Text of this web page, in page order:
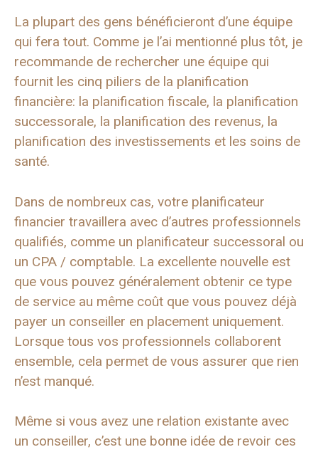
La plupart des gens bénéficieront d’une équipe
qui fera tout. Comme je l’ai mentionné plus tôt, je
recommande de rechercher une équipe qui
fournit les cinq piliers de la planification
financière: la planification fiscale, la planification
successorale, la planification des revenus, la
planification des investissements et les soins de
santé.
Dans de nombreux cas, votre planificateur
financier travaillera avec d’autres professionnels
qualifiés, comme un planificateur successoral ou
un CPA / comptable. La excellente nouvelle est
que vous pouvez généralement obtenir ce type
de service au même coût que vous pouvez déjà
payer un conseiller en placement uniquement.
Lorsque tous vos professionnels collaborent
ensemble, cela permet de vous assurer que rien
n’est manqué.
Même si vous avez une relation existante avec
un conseiller, c’est une bonne idée de revoir ces